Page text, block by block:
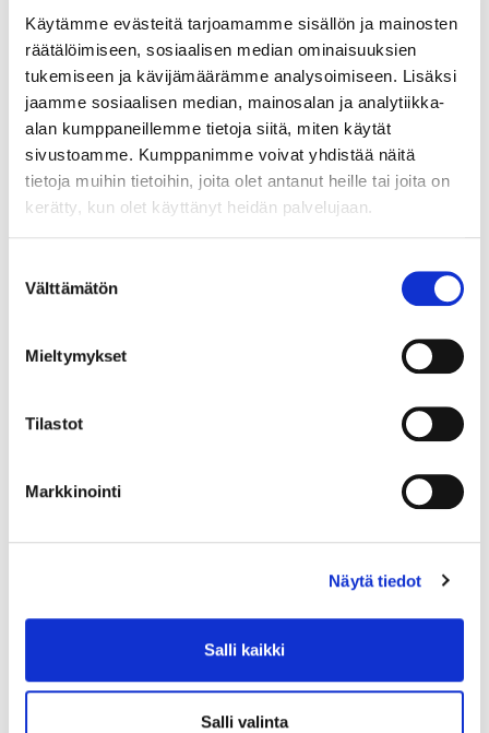
Käytämme evästeitä tarjoamamme sisällön ja mainosten
räätälöimiseen, sosiaalisen median ominaisuuksien
tukemiseen ja kävijämäärämme analysoimiseen. Lisäksi
jaamme sosiaalisen median, mainosalan ja analytiikka-
alan kumppaneillemme tietoja siitä, miten käytät
sivustoamme. Kumppanimme voivat yhdistää näitä
tietoja muihin tietoihin, joita olet antanut heille tai joita on
kerätty, kun olet käyttänyt heidän palvelujaan.
valinta
Välttämätön
Mieltymykset
Tilastot
Markkinointi
Näytä tiedot
Salli kaikki
Salli valinta
Jos teillä ei vielä ole avattuna tunnuksia
verkkokauppaamme, niin olkaa yhteydessä
mail@helatukku.com
Yksikkö:
KPL